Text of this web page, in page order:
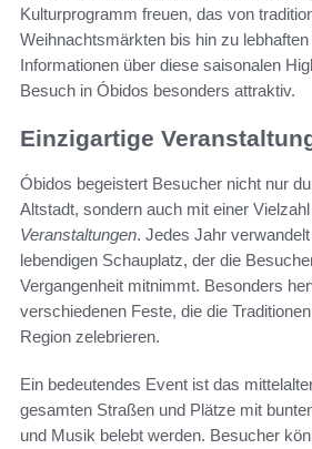
Kulturprogramm freuen, das von
Weihnachtsmärkten bis hin zu
Informationen über diese saisonalen
Besuch in Óbidos besonders attraktiv.
Einzigartige
Óbidos begeistert Besucher nicht nur
Altstadt, sondern auch mit einer
Veranstaltungen. Jedes Jahr
lebendigen Schauplatz, der die
Vergangenheit mitnimmt. Besonders
verschiedenen Feste, die die
Region zelebrieren.
Ein bedeutendes Event ist das
gesamten Straßen und Plätze mit
und Musik belebt werden. Besucher